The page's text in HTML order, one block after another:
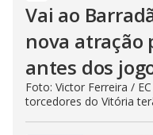
Vai ao
nova atração
antes dos
Foto: Victor Ferreira /
torcedores do Vitória